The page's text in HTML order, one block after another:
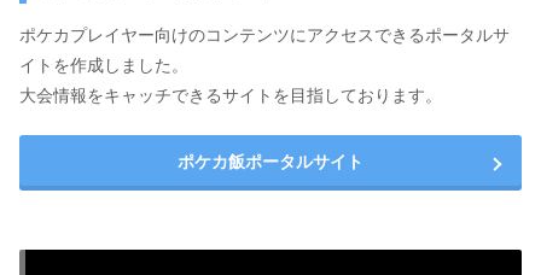
ポケカプレイヤー向けのコンテンツにアクセスできるポータルサ
イトを作成しました。
大会情報をキャッチできるサイトを目指しております。
ポケカ飯ポータルサイト